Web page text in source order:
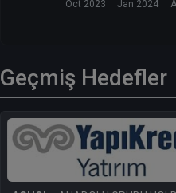
Oct 2023 Jan 2024
Geçmiş Hedefler